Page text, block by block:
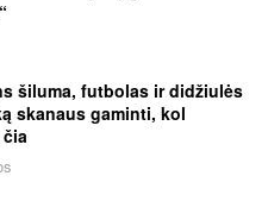
šiluma, futbolas ir didžiulės
skanaus gaminti, kol